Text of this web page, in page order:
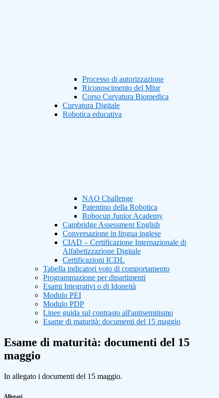
Processo di autorizzazione
Riconoscimento del Miur
Corso Curvatura Biomedica
Curvatura Digitale
Robotica educativa
NAO Challenge
Patentino della Robotica
Robocup Junior Academy
Cambridge Assessment English
Conversazione in lingua inglese
CIAD – Certificazione Internazionale di
Alfabetizzazione Digitale
Certificazioni ICDL
Tabella indicatori voto di comportamento
Programmazione per dipartimenti
Esami Integrativi o di Idoneità
Modulo PEI
Modulo PDP
Linee guida sul contrasto all'antisemitismo
Esame di maturità: documenti del 15 maggio
Esame di maturità: documenti del 15
maggio
In allegato i documenti del 15 maggio.
Allegati